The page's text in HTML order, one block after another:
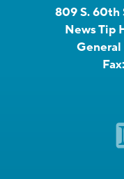
809 S. 60th
News Tip
Fax: